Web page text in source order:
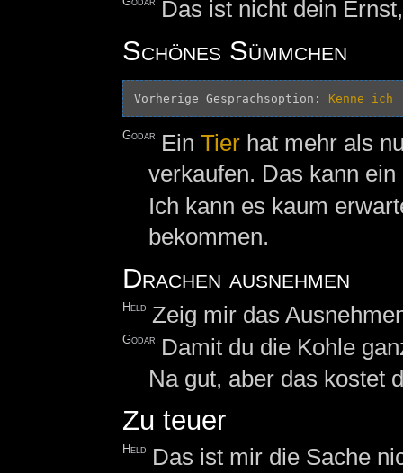
Das ist nicht dein
Schönes Sümmchen
Vorherige Gesprächsoption: Kenne ich
Godar EinTier hat mehr als
verkaufen. Das kann
Ich kann es kaum
bekommen.
Drachen ausnehmen
Held Zeig mir das
Godar
Damit du die Kohle
Na gut, aber das kostet
Zu teuer
Held Das ist mir die Sache